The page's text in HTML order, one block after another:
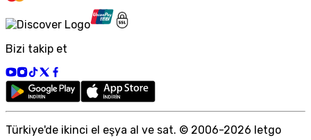
Bizi takip et
Türkiye'de ikinci el eşya al ve sat. © 2006-2026 letgo